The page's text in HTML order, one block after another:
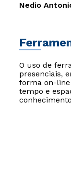
Nedio
O uso de
presenciais,
forma on-line
tempo e